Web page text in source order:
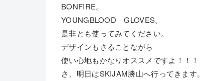
BONFIRE。
YOUNGBLOOD GLOVES。
是非とも使ってみてください。
デザインもさることながら
使い心地もかなりオススメですよ！！！
さ、明日はSKIJAM勝山へ行ってきます。